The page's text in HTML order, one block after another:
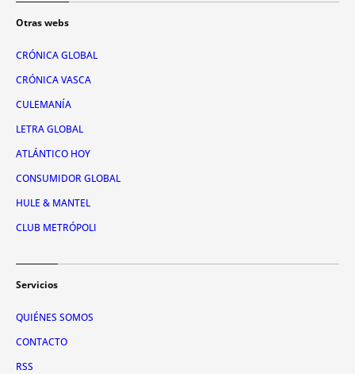
Otras webs
CRÓNICA GLOBAL
CRÓNICA VASCA
CULEMANÍA
LETRA GLOBAL
ATLÁNTICO HOY
CONSUMIDOR GLOBAL
HULE & MANTEL
CLUB METRÓPOLI
Servicios
QUIÉNES SOMOS
CONTACTO
RSS